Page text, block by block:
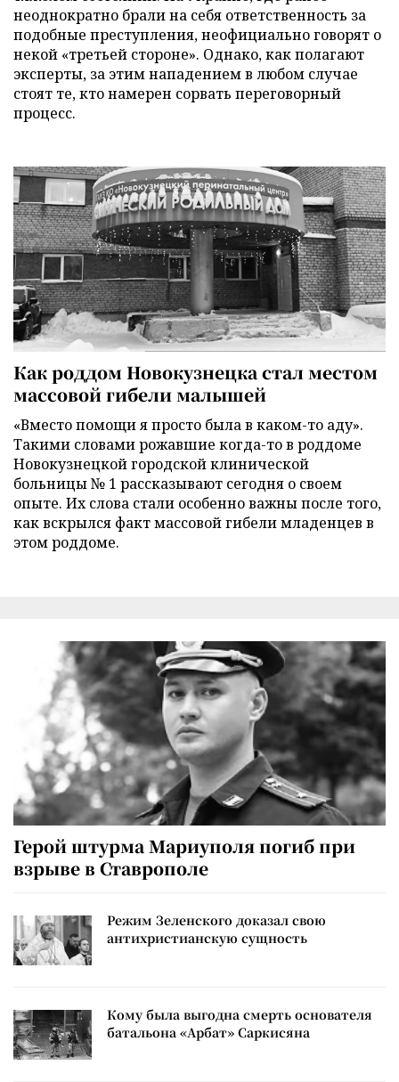
неоднократно брали на себя ответственность за
подобные преступления, неофициально говорят о
некой «третьей стороне». Однако, как полагают
эксперты, за этим нападением в любом случае
стоят те, кто намерен сорвать переговорный
процесс.
Как роддом Новокузнецка стал местом
массовой гибели малышей
«Вместо помощи я просто была в каком-то аду».
Такими словами рожавшие когда-то в роддоме
Новокузнецкой городской клинической
больницы № 1 рассказывают сегодня о своем
опыте. Их слова стали особенно важны после того,
как вскрылся факт массовой гибели младенцев в
этом роддоме.
Герой штурма Мариуполя погиб при
взрыве в Ставрополе
Режим Зеленского доказал свою
антихристианскую сущность
Кому была выгодна смерть основателя
батальона «Арбат» Саркисяна